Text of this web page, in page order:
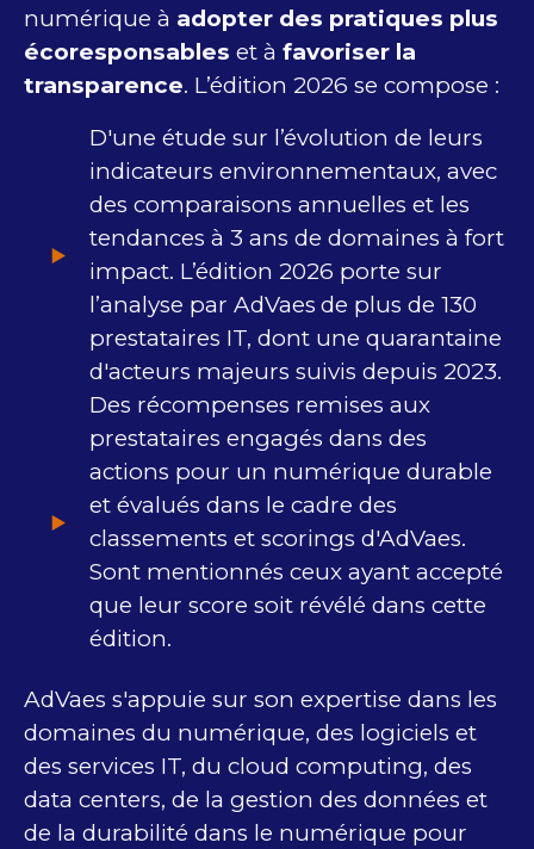
numérique à adopter des pratiques plus
écoresponsables et à favoriser la
transparence. L’édition 2026 se compose :
D'une étude sur l’évolution de leurs
indicateurs environnementaux, avec
des comparaisons annuelles et les
tendances à 3 ans de domaines à fort
impact. L’édition 2026 porte sur
l’analyse par AdVaes de plus de 130
prestataires IT, dont une quarantaine
d'acteurs majeurs suivis depuis 2023.
Des récompenses remises aux
prestataires engagés dans des
actions pour un numérique durable
et évalués dans le cadre des
classements et scorings d'AdVaes.
Sont mentionnés ceux ayant accepté
que leur score soit révélé dans cette
édition.
AdVaes s'appuie sur son expertise dans les
domaines du numérique, des logiciels et
des services IT, du cloud computing, des
data centers, de la gestion des données et
de la durabilité dans le numérique pour